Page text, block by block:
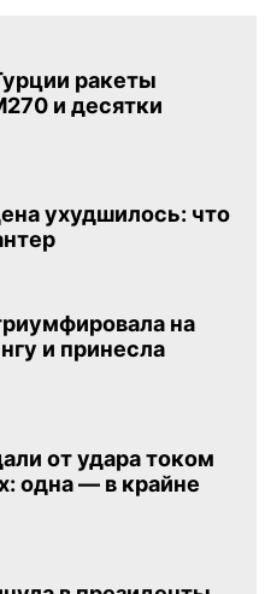
ракеты
и десятки
ухудшилось: что
на
и принесла
от удара током
одна — в крайне